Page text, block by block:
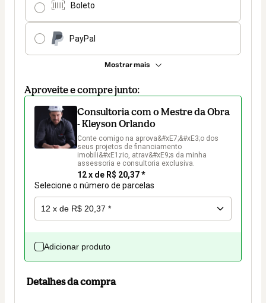
Boleto
PayPal
Mostrar mais
Aproveite e compre junto:
Consultoria com o Mestre da Obra
- Kleyson Orlando
Conte comigo na aprova&#xE7;&#xE3;o dos
seus projetos de financiamento
imobili&#xE1;rio, atrav&#xE9;s da minha
assessoria e consultoria exclusiva.
12 x de R$ 20,37 *
Selecione o número de parcelas
Adicionar produto
Detalhes da compra